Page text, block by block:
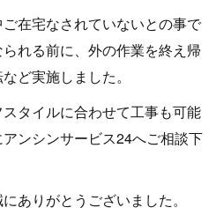
在宅なされていないとの事で
れる前に、外の作業を終え帰
ど実施しました。
タイルに合わせて工事も可能
ンシンサービス24へご相談下
ありがとうございました。